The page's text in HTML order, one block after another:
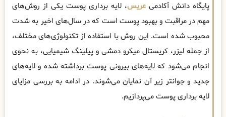
پایگاه دانش آکادمی عریس، لایه برداری پوست یکی از روش‌های
مهم در مراقبت و بهبود پوست است که در سال‌های اخیر به شدت
محبوب شده است. این روش با استفاده از تکنولوژی‌های مختلف،
از جمله لیزر، کریستال میکرو دمشی و پیلینگ شیمیایی، به نحوی
انجام می‌شود که لایه‌های بیرونی پوست برداشته شده و لایه‌های
جدید و جوانتر زیر آن نمایان می‌شوند. در ادامه به بررسی مزایای
لایه برداری پوست می‌پردازیم.